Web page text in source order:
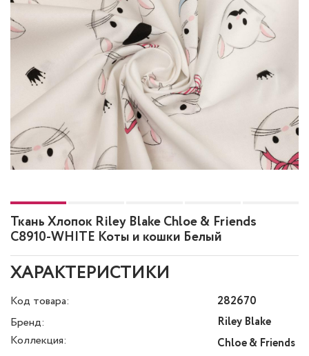
Ткань Хлопок Riley Blake Chloe & Friends
C8910-WHITE Коты и кошки Белый
ХАРАКТЕРИСТИКИ
Код товара:
282670
Бренд:
Riley Blake
Коллекция:
Chloe & Friends